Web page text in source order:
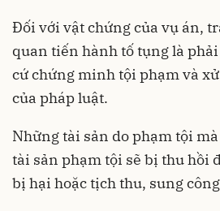
Đối với vật chứng của vụ án,
quan tiến hành tố tụng là
cứ chứng minh tội phạm và
của pháp luật.
Những tài sản do phạm tội
tài sản phạm tội sẽ bị thu hồi
bị hại hoặc tịch thu, sung